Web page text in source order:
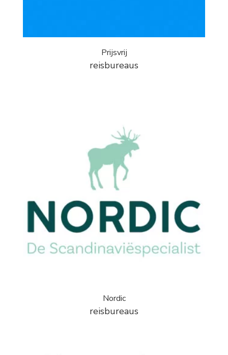
Prijsvrij
reisbureaus
Nordic
reisbureaus